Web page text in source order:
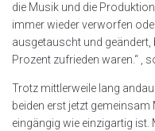
die Musik und die
immer wieder verworfen
ausgetauscht und
Prozent zufrieden waren.“ ,
Trotz mittlerweile lang
beiden erst jetzt
eingängig wie einzigartig ist.